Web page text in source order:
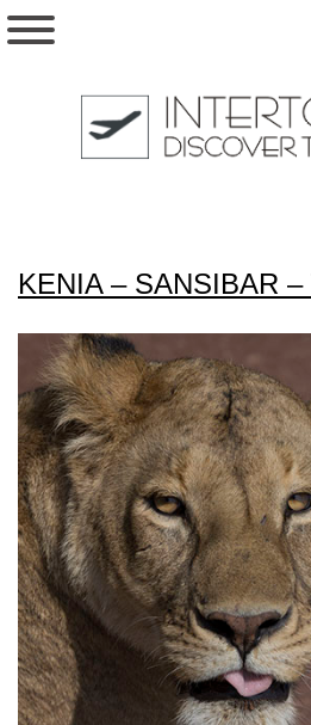
KENIA – SANSIBAR